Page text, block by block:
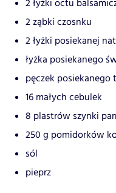
2 łyżki octu
2 ząbki czosnku
2 łyżki posiekanej
łyżka posiekanego
pęczek posiekanego
16 małych cebulek
8 plastrów szynki
250 g pomidorków
sól
pieprz